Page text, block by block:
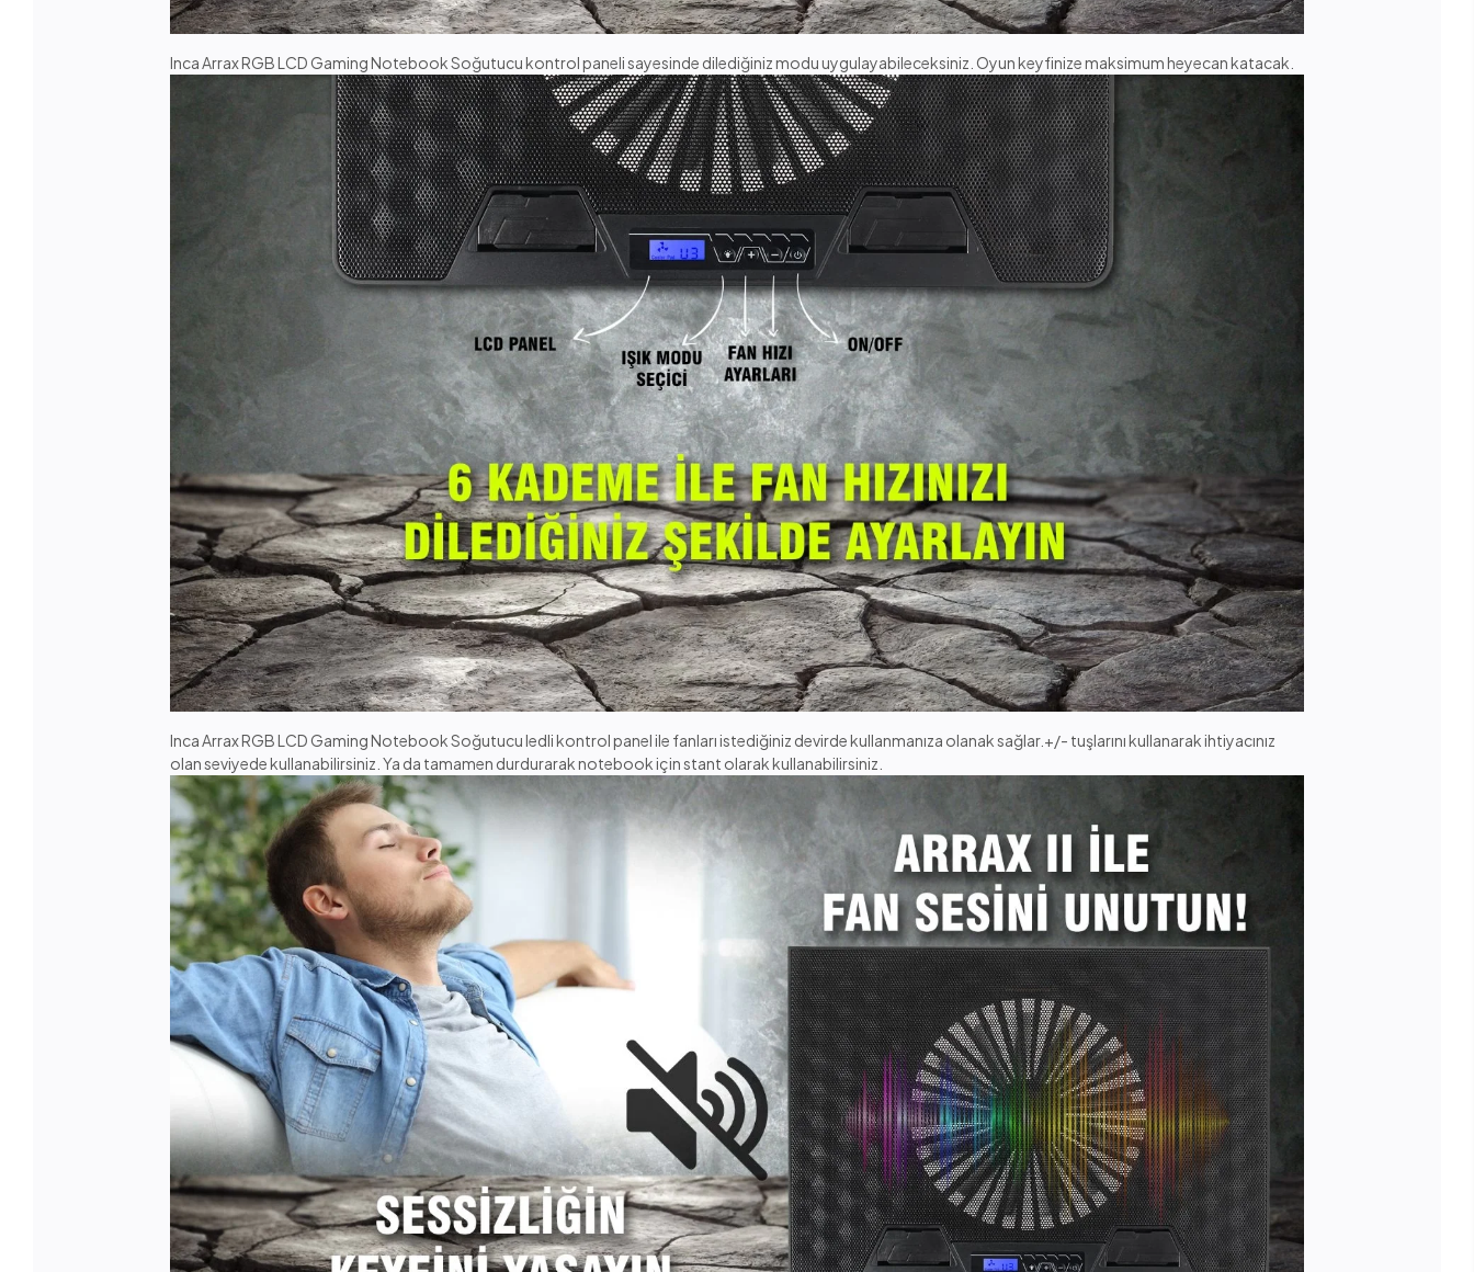
Inca Arrax RGB LCD Gaming Notebook Soğutucu kontrol paneli sayesinde dilediğiniz modu uygulayabileceksiniz. Oyun keyfinize maksimum heyecan katacak.
Inca Arrax RGB LCD Gaming Notebook Soğutucu ledli kontrol panel ile fanları istediğiniz devirde kullanmanıza olanak sağlar.+/- tuşlarını kullanarak ihtiyacınız
olan seviyede kullanabilirsiniz. Ya da tamamen durdurarak notebook için stant olarak kullanabilirsiniz.